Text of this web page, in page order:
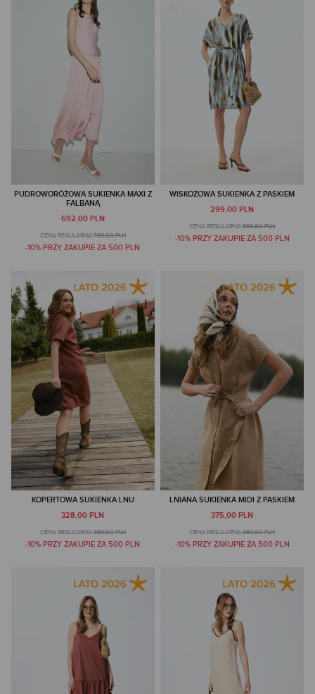
PUDROWORÓŻOWA SUKIENKA MAXI Z
FALBANĄ
692,00 PLN
CENA REGULARNA:769,00 PLN
-10% PRZY ZAKUPIE ZA 500 PLN
WISKOZOWA SUKIENKA Z PASKIEM
299,00 PLN
CENA REGULARNA:399,00 PLN
-10% PRZY ZAKUPIE ZA 500 PLN
KOPERTOWA SUKIENKA LNU
328,00 PLN
CENA REGULARNA:469,00 PLN
-10% PRZY ZAKUPIE ZA 500 PLN
LNIANA SUKIENKA MIDI Z PASKIEM
375,00 PLN
CENA REGULARNA:469,00 PLN
-10% PRZY ZAKUPIE ZA 500 PLN